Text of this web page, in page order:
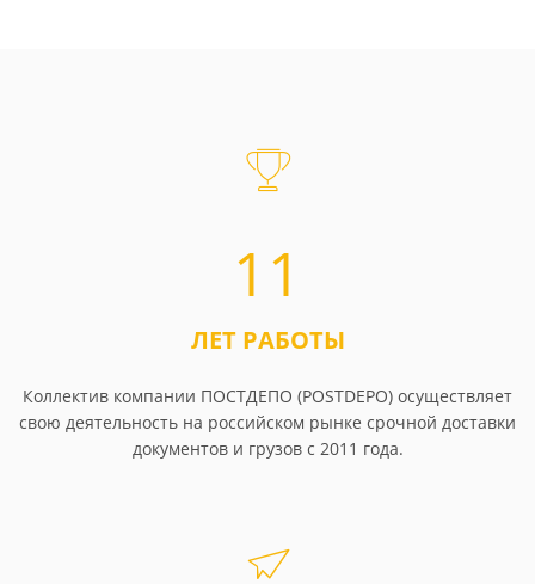
11
ЛЕТ РАБОТЫ
Коллектив компании ПОСТДЕПО (POSTDEPO) осуществляет
свою деятельность на российском рынке срочной доставки
документов и грузов с 2011 года.